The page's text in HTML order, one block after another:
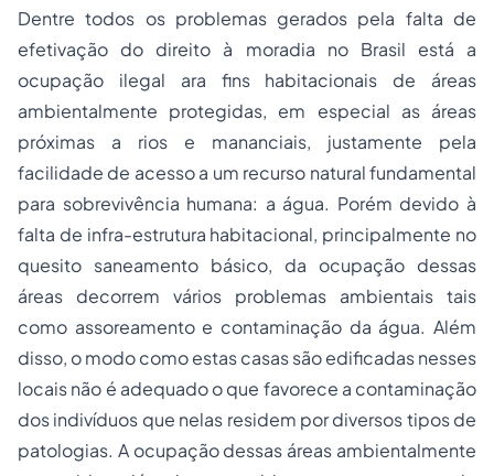
Dentre todos os problemas gerados pela falta de
efetivação do direito à moradia no Brasil está a
ocupação ilegal ara fins habitacionais de áreas
ambientalmente protegidas, em especial as áreas
próximas a rios e mananciais, justamente pela
facilidade de acesso a um recurso natural fundamental
para sobrevivência humana: a água. Porém devido à
falta de infra-estrutura habitacional, principalmente no
quesito saneamento básico, da ocupação dessas
áreas decorrem vários problemas ambientais tais
como assoreamento e contaminação da água. Além
disso, o modo como estas casas são edificadas nesses
locais não é adequado o que favorece a contaminação
dos indivíduos que nelas residem por diversos tipos de
patologias. A ocupação dessas áreas ambientalmente